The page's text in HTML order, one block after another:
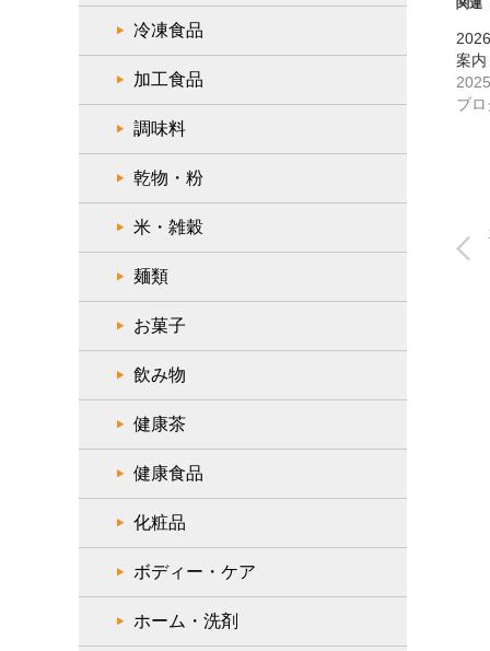
関連
案内
ブロ
冷凍食品
加工食品
調味料
乾物・粉
米・雑穀
麺類
お菓子
飲み物
健康茶
健康食品
化粧品
ボディー・ケア
ホーム・洗剤